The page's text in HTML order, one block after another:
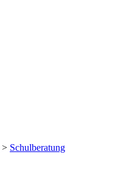
> Schulberatung